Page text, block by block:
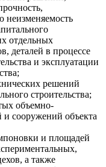
неизменяемость
отдельных
деталей в процессе
и эксплуатации
решений
строительства;
объемно-
сооружений объекта
и площадей
а также